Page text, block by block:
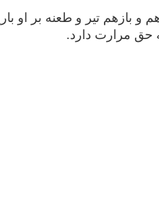
و بازهم تیر و طعنه بر او
حق مرارت دارد.